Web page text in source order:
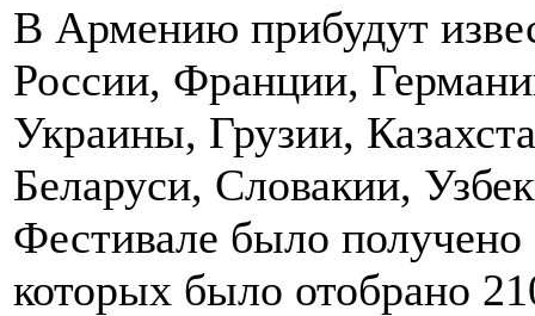
В Армению прибудут
России, Франции,
Украины, Грузии,
Беларуси, Словакии,
Фестивале было
которых было отобрано